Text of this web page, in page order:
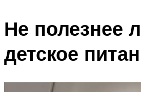
Не полезнее
детское